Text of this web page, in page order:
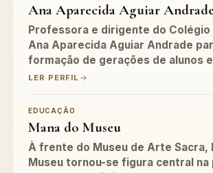
Ana Aparecida Aguiar
Professora e dirigente do
Ana Aparecida Aguiar Andrade
formação de gerações de alunos
LER PERFIL
EDUCAÇÃO
Mana do Museu
À frente do Museu de Arte Sacra,
Museu tornou-se figura central na